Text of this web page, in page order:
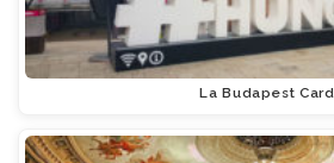
La Budapest Card